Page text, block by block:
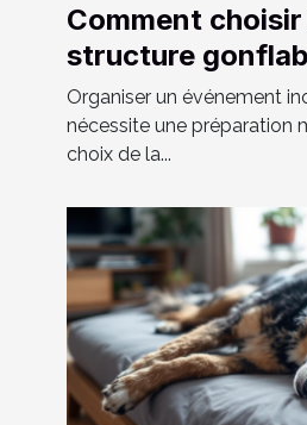
Comment
structure
votre événement
Organiser un événement
nécessite une préparation
choix de la...